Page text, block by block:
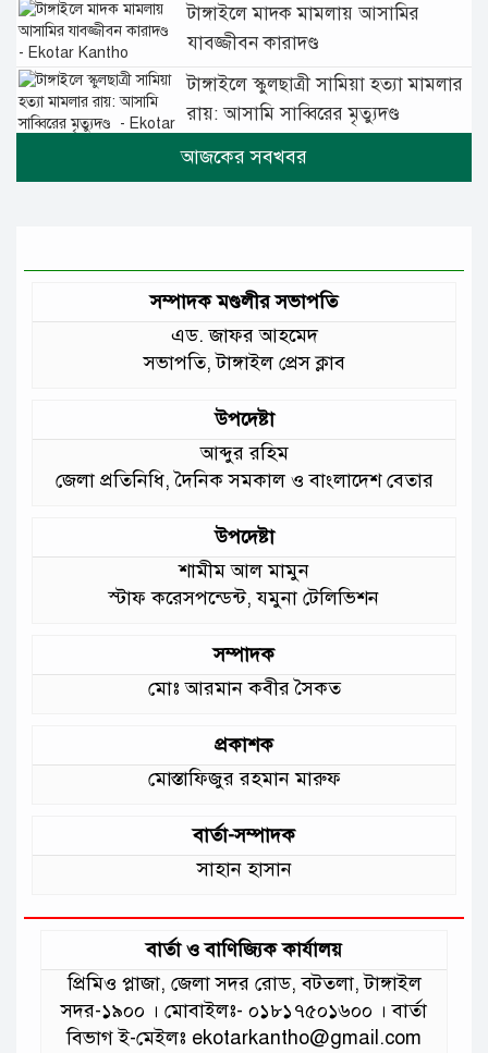
টাঙ্গাইলে মাদক মামলায় আসামির
যাবজ্জীবন কারাদণ্ড
টাঙ্গাইলে স্কুলছাত্রী সামিয়া হত্যা মামলার
রায়: আসামি সাব্বিরের মৃত্যুদণ্ড
টানা বৃষ্টিতে টাঙ্গাইলে বিপর্যস্ত জনজীবন
এখন টাঙ্গাইলে
জেলার মানুষের উন্নত স্বাস্থ্যসেবায় সর্বোচ্চ
গুরুত্ব দিয়ে কাজ করছি: প্রতিমন্ত্রী টুকু
আমাদের চার পাশে ব্যাঙের ছাতার মতো
গড়ে উঠছে মাদ্রাসা ও কিন্ডার গার্ডেন
:মুক্তিযুদ্ধ বিষয়কমন্ত্রী
সম্পাদক মণ্ডলীর সভাপতি
এড. জাফর আহমেদ
সভাপতি, টাঙ্গাইল প্রেস ক্লাব
উপদেষ্টা
আব্দুর রহিম
জেলা প্রতিনিধি, দৈনিক সমকাল ও বাংলাদেশ বেতার
উপদেষ্টা
শামীম আল মামুন
স্টাফ করেসপন্ডেন্ট, যমুনা টেলিভিশন
সম্পাদক
মোঃ আরমান কবীর সৈকত
প্রকাশক
মোস্তাফিজুর রহমান মারুফ
বার্তা-সম্পাদক
সাহান হাসান
বার্তা ও বাণিজ্যিক কার্যালয়
প্রিমিও প্লাজা, জেলা সদর রোড, বটতলা, টাঙ্গাইল
সদর-১৯০০ । মোবাইলঃ- ০১৮১৭৫০১৬০০ । বার্তা
বিভাগ ই-মেইলঃ ekotarkantho@gmail.com